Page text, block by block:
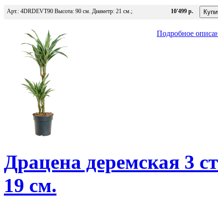
Арт.: 4DRDEVT90 Высота: 90 см. Диаметр: 21 см.; 10'499 р.
Подробное
Драцена деремская 3
19 см.